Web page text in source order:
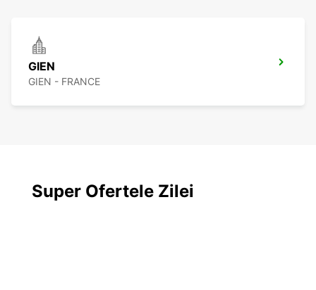
GIEN
GIEN - FRANCE
Super Ofertele Zilei